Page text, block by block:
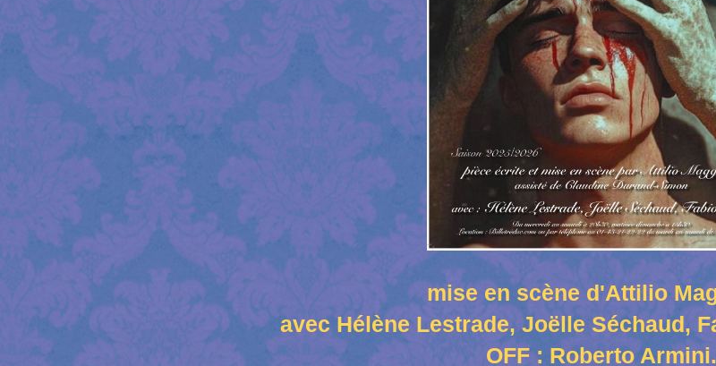
mise en scène d'Attilio
avec Hélène Lestrade, Joëlle Séchaud,
OFF : Roberto Armini.